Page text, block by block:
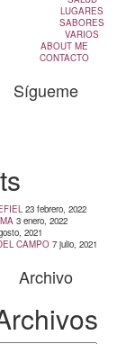
LUGARES
SABORES
VARIOS
ABOUT ME
CONTACTO
Sígueme
23 febrero, 2022
3 enero, 2022
2021
CAMPO 7 julio, 2021
Archivo